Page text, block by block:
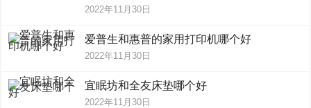
2022年11月30日
爱普生和惠普的家用打印机哪个好
2022年11月30日
宜眠坊和全友床垫哪个好
2022年11月30日